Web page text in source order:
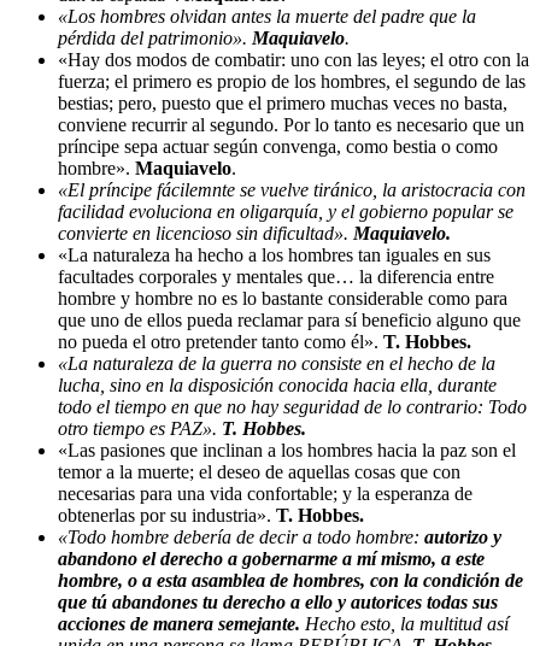
«Los hombres olvidan antes la muerte del padre que la
pérdida del patrimonio». Maquiavelo.
«Hay dos modos de combatir: uno con las leyes; el otro con la
fuerza; el primero es propio de los hombres, el segundo de las
bestias; pero, puesto que el primero muchas veces no basta,
conviene recurrir al segundo. Por lo tanto es necesario que un
príncipe sepa actuar según convenga, como bestia o como
hombre». Maquiavelo.
«El príncipe fácilemnte se vuelve tiránico, la aristocracia con
facilidad evoluciona en oligarquía, y el gobierno popular se
convierte en licencioso sin dificultad». Maquiavelo.
«La naturaleza ha hecho a los hombres tan iguales en sus
facultades corporales y mentales que… la diferencia entre
hombre y hombre no es lo bastante considerable como para
que uno de ellos pueda reclamar para sí beneficio alguno que
no pueda el otro pretender tanto como él». T. Hobbes.
«La naturaleza de la guerra no consiste en el hecho de la
lucha, sino en la disposición conocida hacia ella, durante
todo el tiempo en que no hay seguridad de lo contrario: Todo
otro tiempo es PAZ». T. Hobbes.
«Las pasiones que inclinan a los hombres hacia la paz son el
temor a la muerte; el deseo de aquellas cosas que con
necesarias para una vida confortable; y la esperanza de
obtenerlas por su industria». T. Hobbes.
«Todo hombre debería de decir a todo hombre: autorizo y
abandono el derecho a gobernarme a mí mismo, a este
hombre, o a esta asamblea de hombres, con la condición de
que tú abandones tu derecho a ello y autorices todas sus
acciones de manera semejante. Hecho esto, la multitud así